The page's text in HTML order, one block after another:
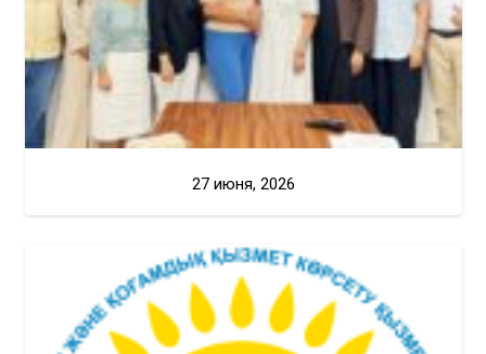
27 июня, 2026